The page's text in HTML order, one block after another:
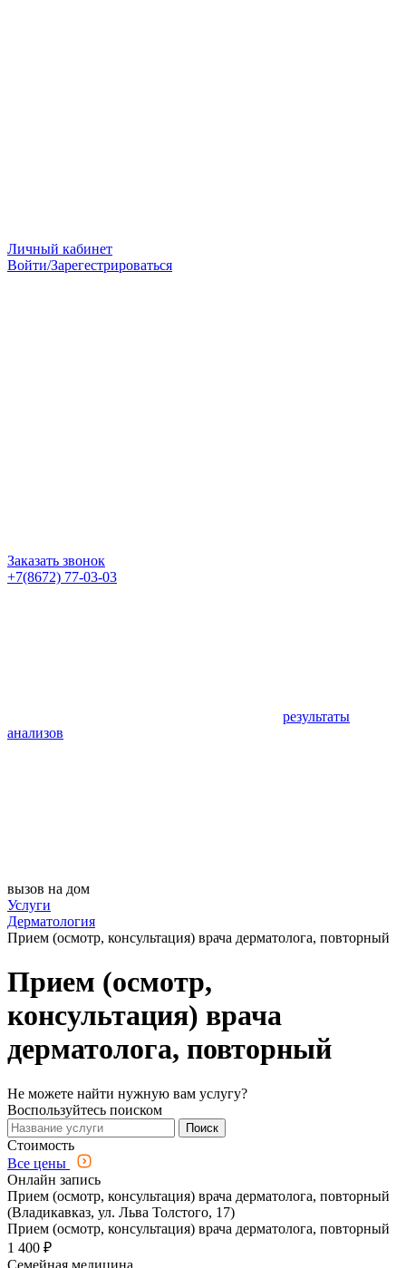
Личный кабинет
Войти/Зарегестрироваться
Заказать звонок
+7(8672) 77-03-03
результаты
анализов
вызов на дом
Услуги
Дерматология
Прием (осмотр, консультация) врача дерматолога, повторный
Прием (осмотр,
консультация) врача
дерматолога, повторный
Не можете найти нужную вам услугу?
Воспользуйтесь поиском
Поиск
Стоимость
Все цены
Онлайн запись
Прием (осмотр, консультация) врача дерматолога, повторный
(Владикавказ, ул. Льва Толстого, 17)
Прием (осмотр, консультация) врача дерматолога, повторный
1 400 ₽
Семейная медицина